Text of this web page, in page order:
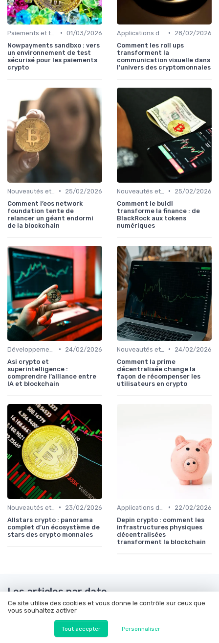
• 01/03/2026
Nowpayments sandbxo : vers
un environnement de test
sécurisé pour les paiements
crypto
•
28/02/2026
Comment les roll ups
transforment la
communication visuelle dans
l’univers des cryptomonnaies
•
25/02/2026
Comment l’eos network
foundation tente de
relancer un géant endormi
de la blockchain
•
25/02/2026
Comment le buidl
transforme la finance : de
BlackRock aux tokens
numériques
•
24/02/2026
Asi crypto et
superintelligence :
comprendre l’alliance entre
IA et blockchain
•
24/02/2026
Comment la prime
décentralisée change la
façon de récompenser les
utilisateurs en crypto
•
23/02/2026
Allstars crypto : panorama
complet d’un écosystème de
stars des crypto monnaies
•
22/02/2026
Depin crypto : comment les
infrastructures physiques
décentralisées
transforment la blockchain
Les articles par date
Janvier 2024
Septembre 2024
Ce site utilise des cookies et vous donne le contrôle sur ceux que
vous souhaitez activer
Tout accepter Personnaliser